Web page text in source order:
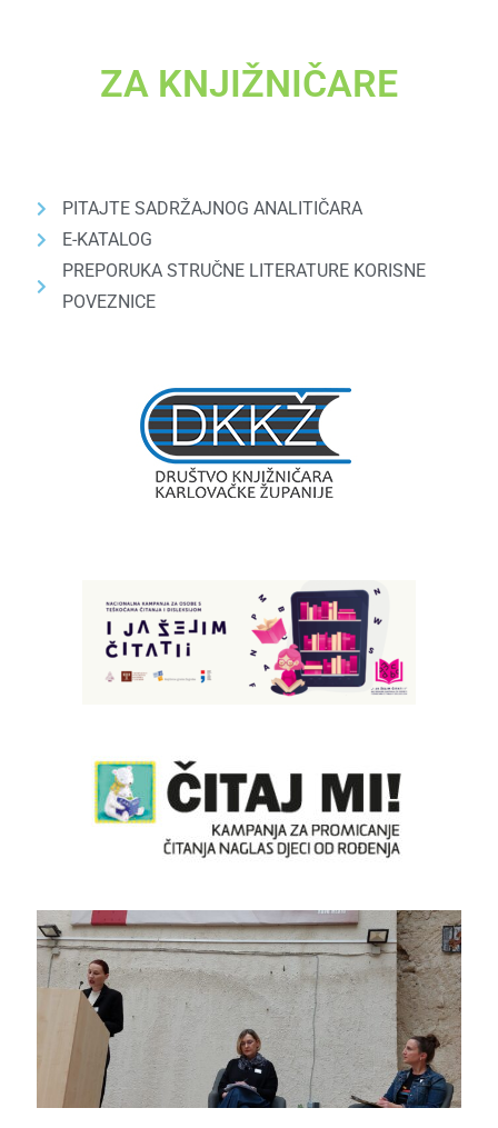
ZA KNJIŽNIČARE
PITAJTE SADRŽAJNOG ANALITIČARA
E-KATALOG
PREPORUKA STRUČNE LITERATURE KORISNE
POVEZNICE